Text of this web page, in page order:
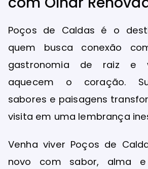
Poços de Caldas é o
quem busca conexão
gastronomia de raiz e
aquecem o coração.
sabores e paisagens
visita em uma lembrança
Venha viver Poços de
novo com sabor, alma e